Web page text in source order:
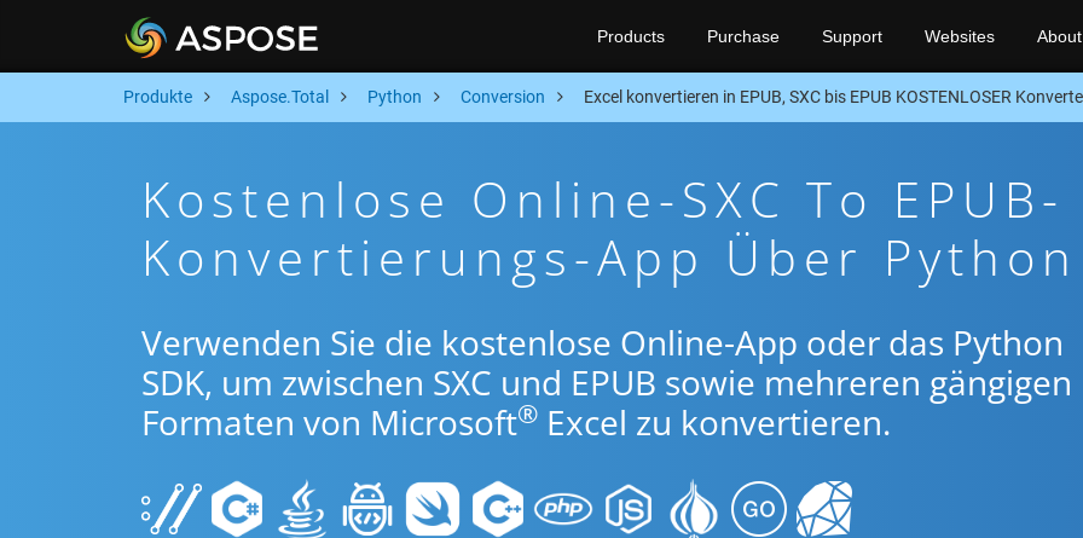
Products Purchase Support Websites About
Produkte Aspose.Total Python Conversion Excel konvertieren in EPUB, SXC bis EPUB KOSTENLOSER
Kostenlose Online-SXC To EPUB-
Konvertierungs-App Über Python
Verwenden Sie die kostenlose Online-App oder das Python
SDK, um zwischen SXC und EPUB sowie mehreren gängigen
Formaten von Microsoft® Excel zu konvertieren.